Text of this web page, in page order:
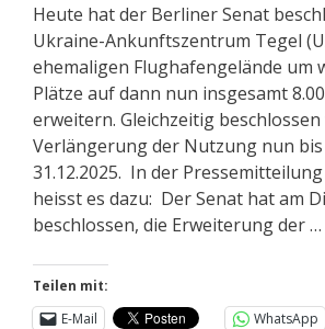
Heute hat der Berliner Senat
Ukraine-Ankunftszentrum Tegel
ehemaligen Flughafengelände um
Plätze auf dann nun insgesamt
erweitern. Gleichzeitig
Verlängerung der Nutzung nun bis
31.12.2025. In der
heisst es dazu: Der Senat hat am
beschlossen, die Erweiterung der …
Teilen mit:
E-Mail
WhatsApp